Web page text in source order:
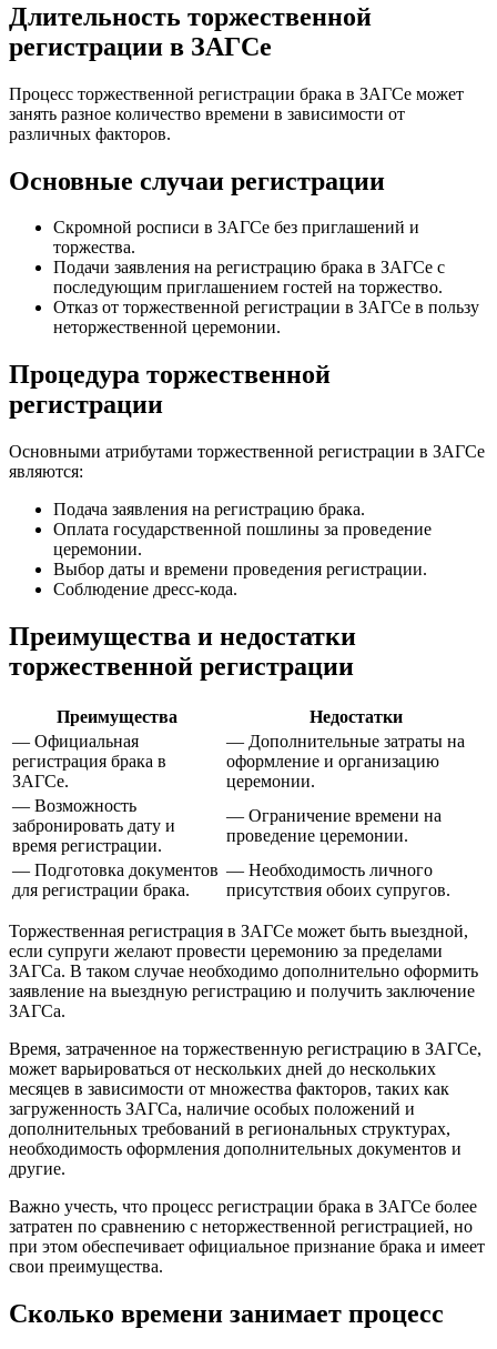
Длительность торжественной
регистрации в ЗАГСе
Процесс торжественной регистрации брака в ЗАГСе может
занять разное количество времени в зависимости от
различных факторов.
Основные случаи регистрации
Скромной росписи в ЗАГСе без приглашений и
торжества.
Подачи заявления на регистрацию брака в ЗАГСе с
последующим приглашением гостей на торжество.
Отказ от торжественной регистрации в ЗАГСе в пользу
неторжественной церемонии.
Процедура торжественной
регистрации
Основными атрибутами торжественной регистрации в ЗАГСе
являются:
Подача заявления на регистрацию брака.
Оплата государственной пошлины за проведение
церемонии.
Выбор даты и времени проведения регистрации.
Соблюдение дресс-кода.
Преимущества и недостатки
торжественной регистрации
Преимущества
Недостатки
— Официальная
регистрация брака в
ЗАГСе.
— Дополнительные затраты на
оформление и организацию
церемонии.
— Возможность
забронировать дату и
время регистрации.
— Ограничение времени на
проведение церемонии.
— Подготовка документов
для регистрации брака.
— Необходимость личного
присутствия обоих супругов.
Торжественная регистрация в ЗАГСе может быть выездной,
если супруги желают провести церемонию за пределами
ЗАГСа. В таком случае необходимо дополнительно оформить
заявление на выездную регистрацию и получить заключение
ЗАГСа.
Время, затраченное на торжественную регистрацию в ЗАГСе,
может варьироваться от нескольких дней до нескольких
месяцев в зависимости от множества факторов, таких как
загруженность ЗАГСа, наличие особых положений и
дополнительных требований в региональных структурах,
необходимость оформления дополнительных документов и
другие.
Важно учесть, что процесс регистрации брака в ЗАГСе более
затратен по сравнению с неторжественной регистрацией, но
при этом обеспечивает официальное признание брака и имеет
свои преимущества.
Сколько времени занимает процесс